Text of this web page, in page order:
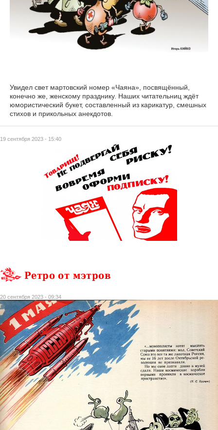
19 сентября 2023 - 15:40
Увидел свет мартовский номер «Чаяна», посвящённый,
конечно же, женскому празднику. Наших читательниц ждёт
юмористический букет, составленный из карикатур, смешных
стихов и прикольных анекдотов.
Ретро от мэтров
20 сентября 2023 - 09:34